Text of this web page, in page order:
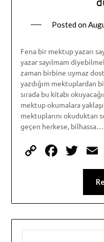
Posted on
Fena bir mektup yazarı
yazar sayılmam
zaman birbine uymaz
yazdığım mektuplardan
sırada bu kitabı
mektup okumalara
mektuplarını okuduktan
geçen herkese, bilhassa…
Copy